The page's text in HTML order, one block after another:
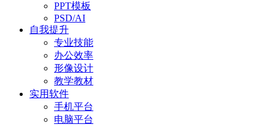
PPT模板
PSD/AI
自我提升
专业技能
办公效率
形像设计
教学教材
实用软件
手机平台
电脑平台